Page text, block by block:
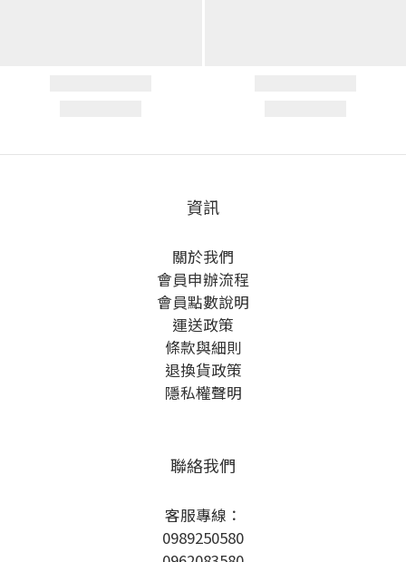
資訊
關於我們
會員申辦流程
會員點數說明
運送政策
條款與細則
退換貨政策
隱私權聲明
聯絡我們
客服專線：
0989250580